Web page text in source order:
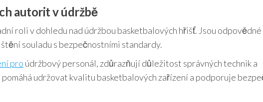
autorit v údržbě
roli v dohledu nad údržbou basketbalových hřišť. Jsou odpovědné
souladu s bezpečnostními standardy.
pro údržbový personál, zdůrazňují důležitost správných technik a
udržovat kvalitu basketbalových zařízení a podporuje